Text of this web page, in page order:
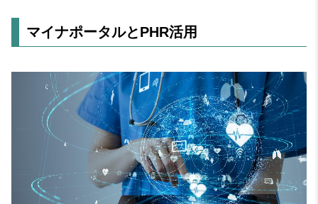
マイナポータルとPHR活用